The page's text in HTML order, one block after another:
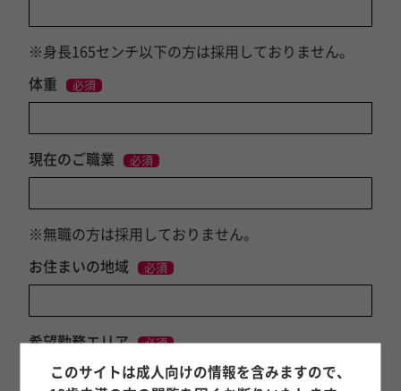
※身長165センチ以下の方は採用しておりません。
体重 必須
現在のご職業 必須
※無職の方は採用しておりません。
お住まいの地域 必須
希望勤務エリア 必須
このサイトは成人向けの情報を含みますので、